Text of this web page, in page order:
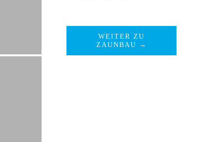
WEITER ZU
ZAUNBAU →